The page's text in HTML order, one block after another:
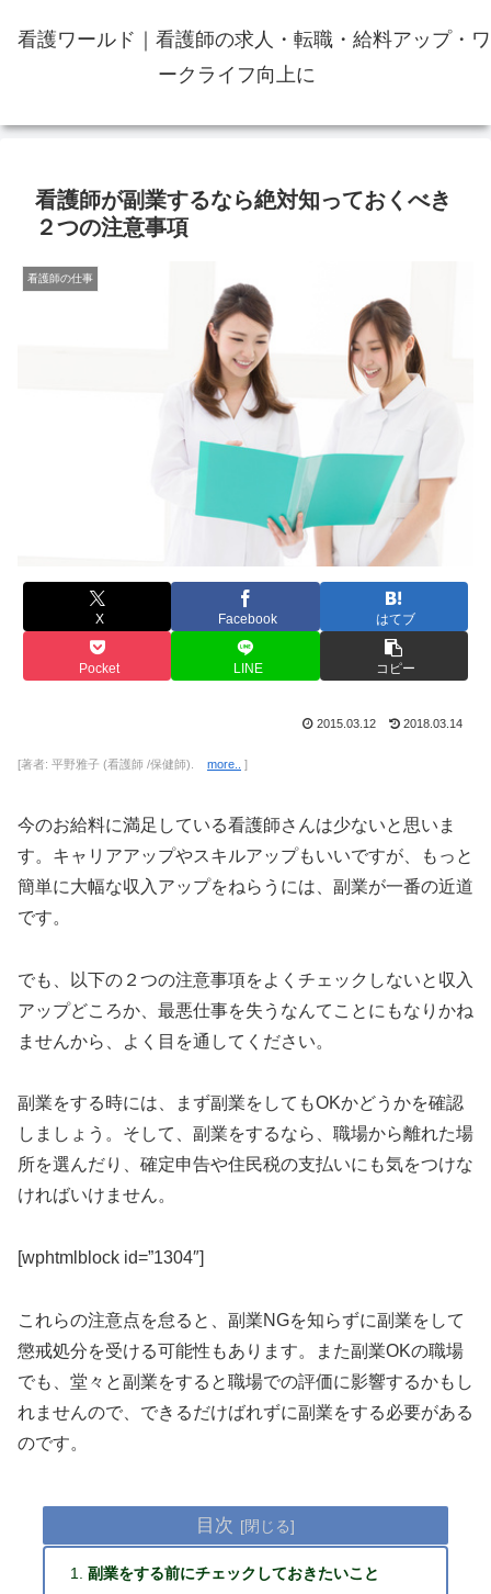
看護ワールド｜看護師の求人・転職・給料アップ・ワ
ークライフ向上に
看護師が副業するなら絶対知っておくべき
２つの注意事項
看護師の仕事
X Facebook はてブ
Pocket LINE コピー
2015.03.12 2018.03.14
[著者: 平野雅子 (看護師 /保健師). more.. ]
今のお給料に満足している看護師さんは少ないと思いま
す。キャリアアップやスキルアップもいいですが、もっと
簡単に大幅な収入アップをねらうには、副業が一番の近道
です。
でも、以下の２つの注意事項をよくチェックしないと収入
アップどころか、最悪仕事を失うなんてことにもなりかね
ませんから、よく目を通してください。
副業をする時には、まず副業をしてもOKかどうかを確認
しましょう。そして、副業をするなら、職場から離れた場
所を選んだり、確定申告や住民税の支払いにも気をつけな
ければいけません。
[wphtmlblock id=”1304″]
これらの注意点を怠ると、副業NGを知らずに副業をして
懲戒処分を受ける可能性もあります。また副業OKの職場
でも、堂々と副業をすると職場での評価に影響するかもし
れませんので、できるだけばれずに副業をする必要がある
のです。
目次
副業をする前にチェックしておきたいこと